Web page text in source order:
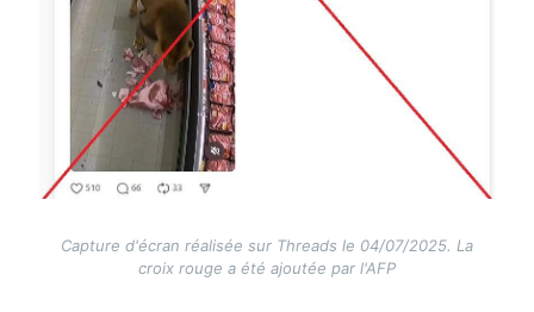
Capture d'écran réalisée sur Threads le 04/07/2025. La
croix rouge a été ajoutée par l'AFP